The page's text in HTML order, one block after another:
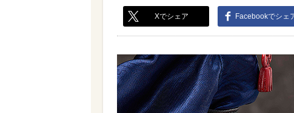
Xでシェア Facebookでシェ